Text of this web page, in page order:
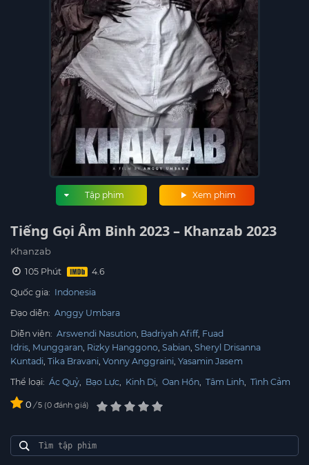
Xem phim
Tập phim
Tiếng Gọi Âm Binh 2023 – Khanzab 2023
Khanzab
105 Phút
Quốc gia: Indonesia
Đạo diễn: Anggy Umbara
Diễn viên: Arswendi Nasution Badriyah Afiff Fuad
Idris Munggaran Rizky Hanggono Sabian Sheryl Drisanna
Kuntadi Tika Bravani Vonny Anggraini Yasamin Jasem
Thể loại: Ác Quỷ, Bạo Lực, Kinh Dị, Oan Hồn, Tâm Linh, Tình Cảm
0 / 5 0 đánh giá